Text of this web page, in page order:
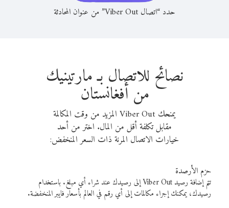
حدد “اتصال Viber Out” من عنوان المحادثة
نصائح للاتصال بـ مارتينيك
من أفغانستان
يمنحك Viber Out المزيد من وقت المكالمة
مقابل تكلفة أقل من المال. اختر من أحد
خيارات الاتصال المرنة ذات السعر المنخفض:
حزم الأرصدة
تتم إضافة رصيد Viber Out إلى رصيدك عند شراء أي مبلغ. باستخدام
رصيدك، يمكنك إجراء مكالمات إلى أي رقم في العالم بأسعار فايبر المنخفضة.